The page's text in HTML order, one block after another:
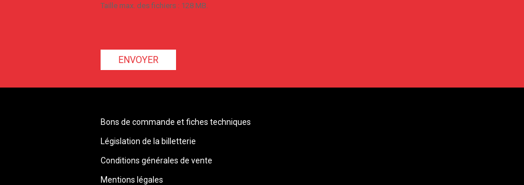
Taille max. des fichiers : 128 MB.
Bons de commande et fiches techniques
Législation de la billetterie
Conditions générales de vente
Mentions légales